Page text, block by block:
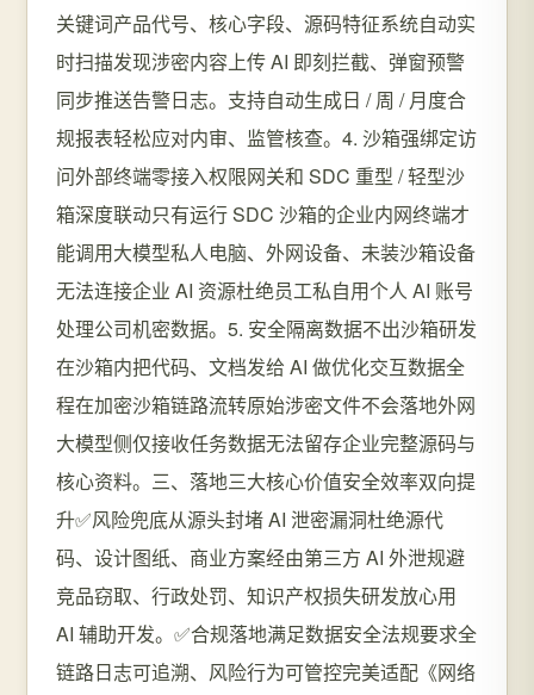
关键词产品代号、核心字段、源码特征系统自动实
时扫描发现涉密内容上传 AI 即刻拦截、弹窗预警
同步推送告警日志。支持自动生成日 / 周 / 月度合
规报表轻松应对内审、监管核查。4. 沙箱强绑定访
问外部终端零接入权限网关和 SDC 重型 / 轻型沙
箱深度联动只有运行 SDC 沙箱的企业内网终端才
能调用大模型私人电脑、外网设备、未装沙箱设备
无法连接企业 AI 资源杜绝员工私自用个人 AI 账号
处理公司机密数据。5. 安全隔离数据不出沙箱研发
在沙箱内把代码、文档发给 AI 做优化交互数据全
程在加密沙箱链路流转原始涉密文件不会落地外网
大模型侧仅接收任务数据无法留存企业完整源码与
核心资料。三、落地三大核心价值安全效率双向提
升✅风险兜底从源头封堵 AI 泄密漏洞杜绝源代
码、设计图纸、商业方案经由第三方 AI 外泄规避
竞品窃取、行政处罚、知识产权损失研发放心用
AI 辅助开发。✅合规落地满足数据安全法规要求全
链路日志可追溯、风险行为可管控完美适配《网络